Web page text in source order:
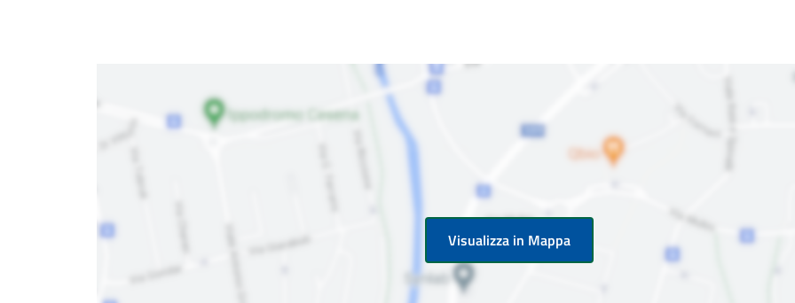
Visualizza in Mappa